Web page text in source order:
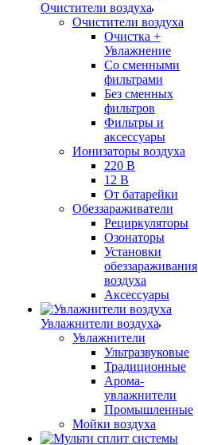
Очистители воздуха
Очистители воздуха
Очистка +
Увлажнение
Cо сменными
фильтрами
Без сменных
фильтров
Фильтры и
аксессуары
Ионизаторы воздуха
220 В
12 В
От батарейки
Обеззараживатели
Рециркуляторы
Озонаторы
Установки
обеззараживания
воздуха
Аксессуары
Увлажнители воздуха
Увлажнители
Ультразвуковые
Традиционные
Арома-
увлажнители
Промышленные
Мойки воздуха